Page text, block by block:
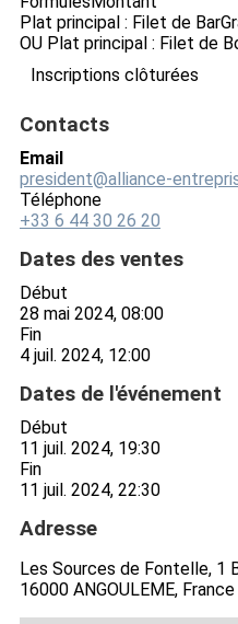
Plat principal : Filet de Bar
OU Plat principal : Filet de
Inscriptions clôturées
Contacts
Email
president@alliance-
Téléphone
+33 6 44 30 26 20
Dates des ventes
Début
28 mai 2024, 08:00
Fin
4 juil. 2024, 12:00
Dates de l'événement
Début
11 juil. 2024, 19:30
Fin
11 juil. 2024, 22:30
Adresse
Les Sources de Fontelle, 1
16000 ANGOULEME, France